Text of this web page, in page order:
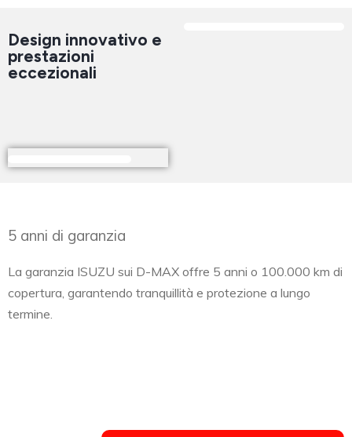
Design innovativo e
prestazioni
eccezionali
5 anni di garanzia
La garanzia ISUZU sui D-MAX offre 5 anni o 100.000 km di
copertura, garantendo tranquillità e protezione a lungo
termine.